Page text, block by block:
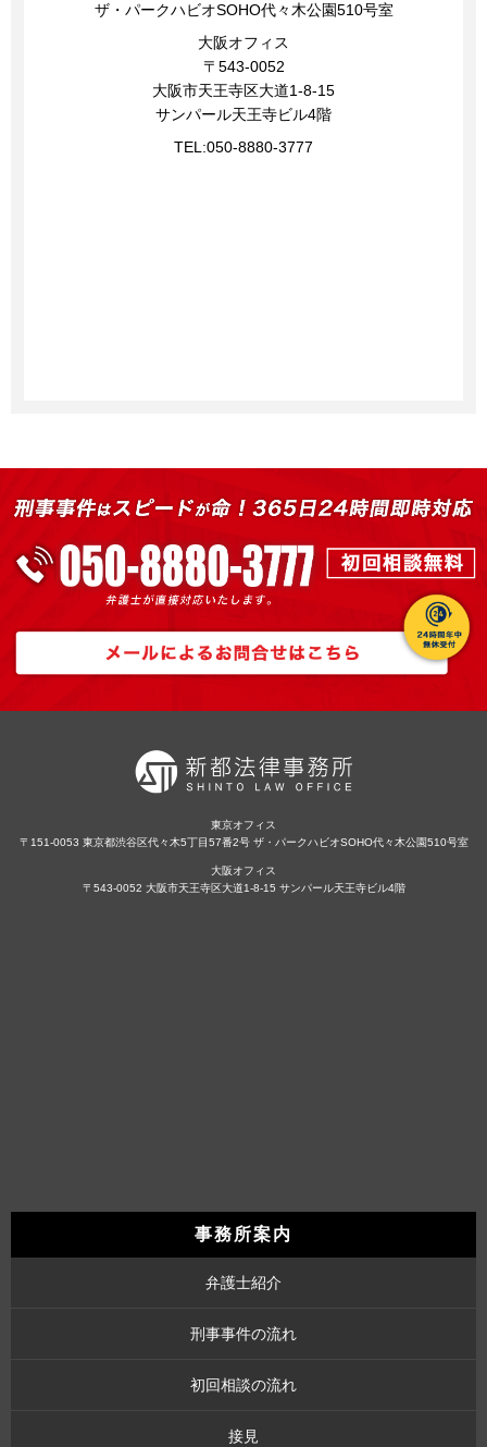
ザ・パークハビオSOHO代々木公園510号室
大阪オフィス
〒543-0052
大阪市天王寺区大道1-8-15
サンパール天王寺ビル4階
TEL:050-8880-3777
東京オフィス
〒151-0053 東京都渋谷区代々木5丁目57番2号 ザ・パークハビオSOHO代々木公園510号室
大阪オフィス
〒543-0052 大阪市天王寺区大道1-8-15 サンパール天王寺ビル4階
事務所案内
弁護士紹介
刑事事件の流れ
初回相談の流れ
接見